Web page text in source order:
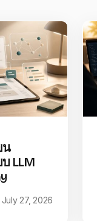
น
LLM
July 27, 2026